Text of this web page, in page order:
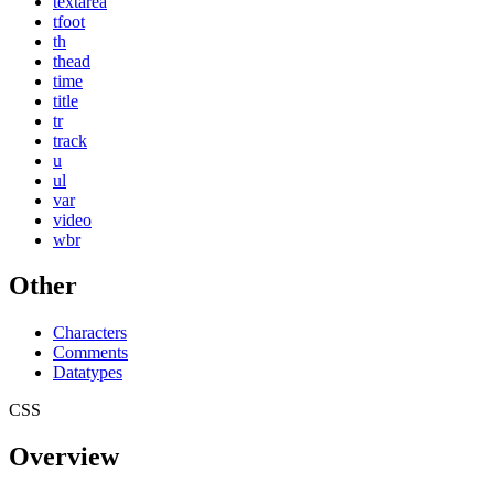
tfoot
th
thead
time
title
tr
track
u
ul
var
video
wbr
Other
Characters
Comments
Datatypes
CSS
Overview